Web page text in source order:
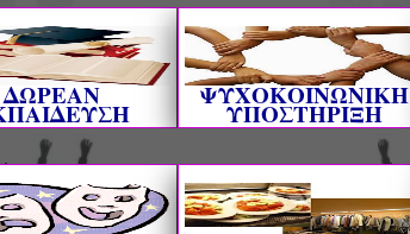
ΔΩΡΕΑΝ ΨΥΧΟΚΟΙΝΩΝΙΚΗ
ΥΠΟΣΤΗΡΙΞΗ